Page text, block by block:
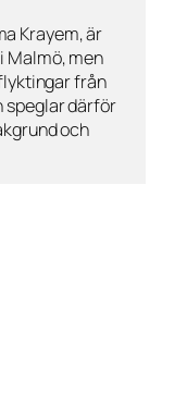
Krayem, är
Malmö, men
från
speglar därför
och